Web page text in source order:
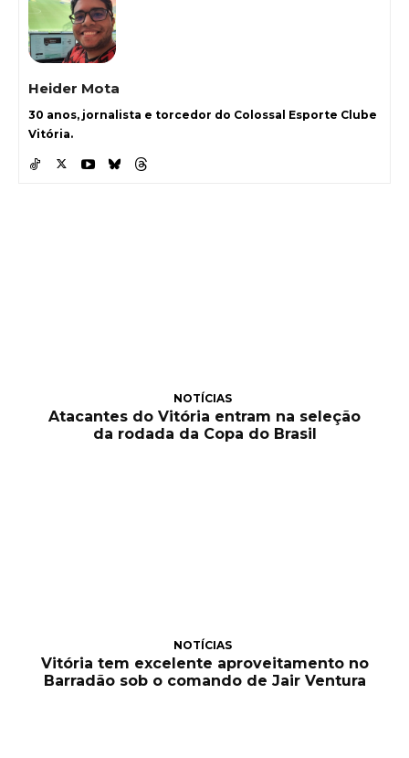
Heider Mota
30 anos, jornalista e torcedor do Colossal Esporte Clube
Vitória.
NOTÍCIAS
Atacantes do Vitória entram na seleção
da rodada da Copa do Brasil
NOTÍCIAS
Vitória tem excelente aproveitamento no
Barradão sob o comando de Jair Ventura